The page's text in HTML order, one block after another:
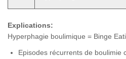
Explications:
Hyperphagie boulimique = Binge
Episodes récurrents de boulimie